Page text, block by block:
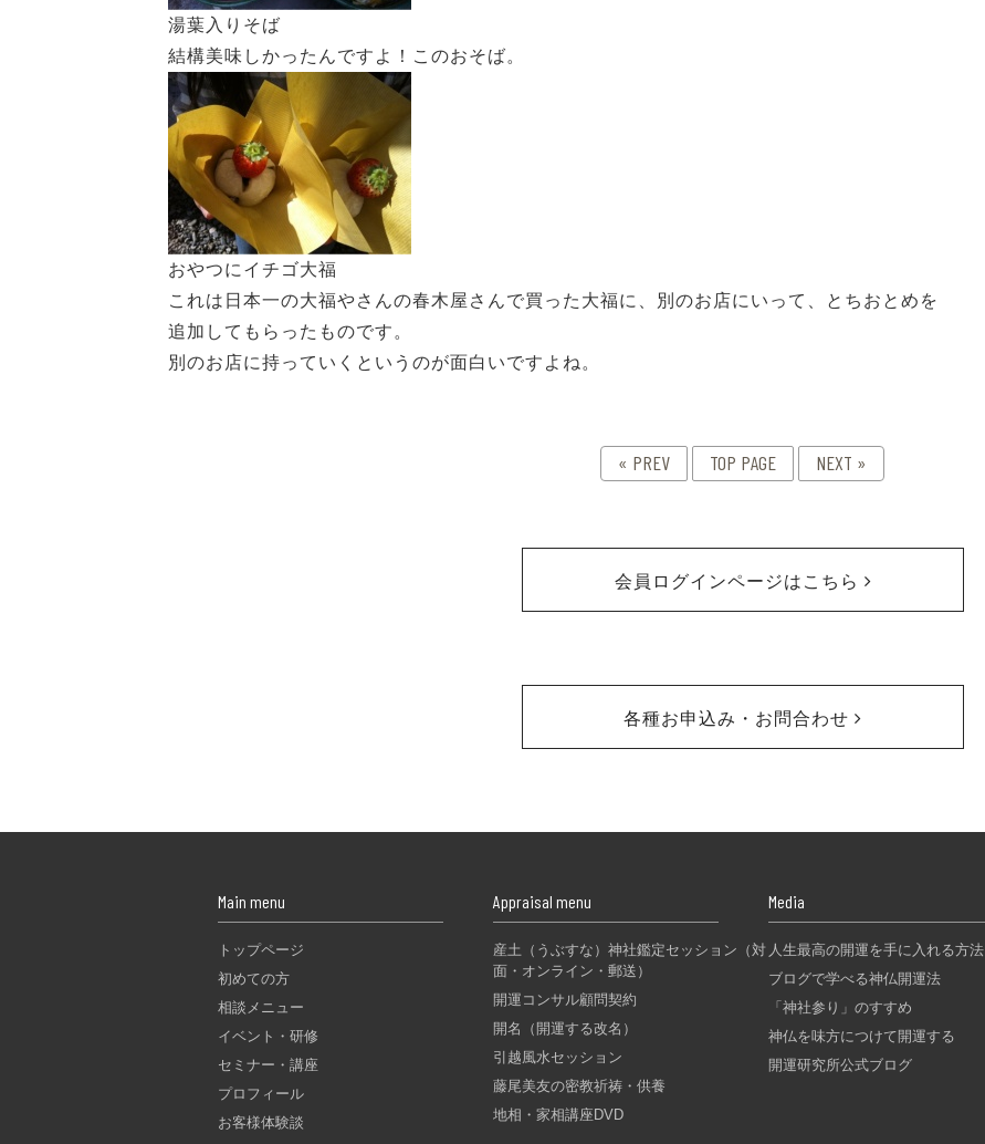
湯葉入りそば
結構美味しかったんですよ！このおそば。
おやつにイチゴ大福
これは日本一の大福やさんの春木屋さんで買った大福に、別のお店にいって、とちおとめを
追加してもらったものです。
別のお店に持っていくというのが面白いですよね。
« PREV TOP PAGE NEXT »
会員ログインページはこちら
各種お申込み・お問合わせ
Main menu
トップページ
初めての方
相談メニュー
イベント・研修
セミナー・講座
プロフィール
お客様体験談
Appraisal menu
産土（うぶすな）神社鑑定セッション（対
面・オンライン・郵送）
開運コンサル顧問契約
開名（開運する改名）
引越風水セッション
藤尾美友の密教祈祷・供養
地相・家相講座DVD
Media
人生最高の開運を手に入れる方法
ブログで学べる神仏開運法
「神社参り」のすすめ
神仏を味方につけて開運する
開運研究所公式ブログ